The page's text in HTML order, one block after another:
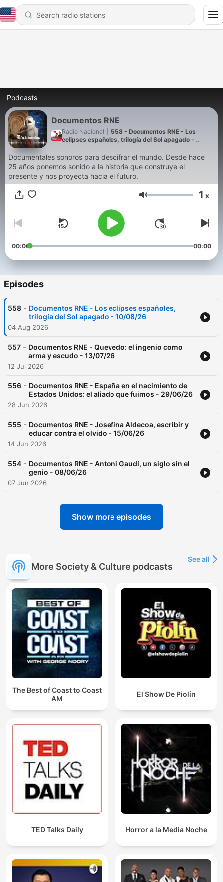
Podcasts
Documentos RNE
Radio Nacional
558 - Documentos RNE - Los
eclipses españoles, trilogía del Sol apagado -
Documentales sonoros para descifrar el mundo. Desde hace
25 años ponemos sonido a la historia que construye el
presente y nos proyecta hacia el futuro.
Volume 1 x
00:00 00:00
Episodes
558 - Documentos RNE - Los eclipses españoles,
trilogía del Sol apagado - 10/08/26
04 Aug 2026
557 - Documentos RNE - Quevedo: el ingenio como
arma y escudo - 13/07/26
12 Jul 2026
556 - Documentos RNE - España en el nacimiento de
Estados Unidos: el aliado que fuimos - 29/06/26
28 Jun 2026
555 - Documentos RNE - Josefina Aldecoa, escribir y
educar contra el olvido - 15/06/26
14 Jun 2026
554 - Documentos RNE - Antoni Gaudí, un siglo sin el
genio - 08/06/26
07 Jun 2026
Show more episodes
More Society & Culture podcasts
See all
The Best of Coast to Coast
AM
El Show De Piolín
TED Talks Daily Horror a la Media Noche